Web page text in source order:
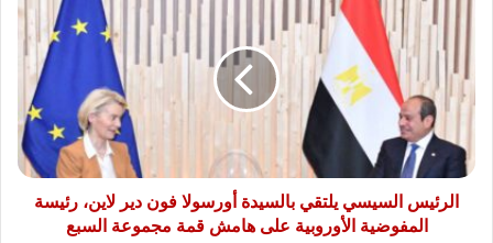
يلتقي
أورسولا
فون
لاين،
رئيسة
المفوضية
الرئيس السيسي يلتقي بالسيدة أورسولا فون دير لاين، رئيسة
المفوضية الأوروبية على هامش قمة مجموعة السبع